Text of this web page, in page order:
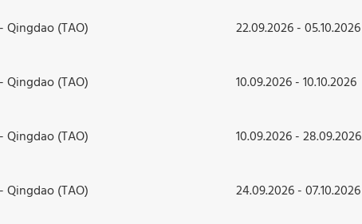
Qingdao (TAO) 22.09.2026 - 05.10.2026
Qingdao (TAO) 10.09.2026 - 10.10.2026
Qingdao (TAO) 10.09.2026 - 28.09.2026
Qingdao (TAO) 24.09.2026 - 07.10.2026